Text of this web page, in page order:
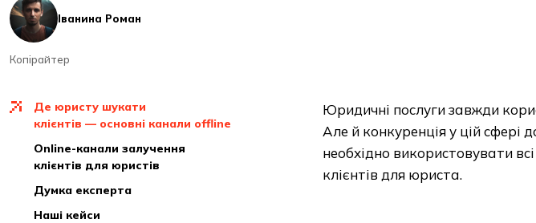
Іванина Роман
Копірайтер
де юристу шукати
клієнтів — основні канали offline
online-канали залучення
клієнтів для юристів
думка експерта
наші кейси
Юридичні послуги завжди
Але й конкуренція у цій сфері
необхідно використовувати
клієнтів для юриста.